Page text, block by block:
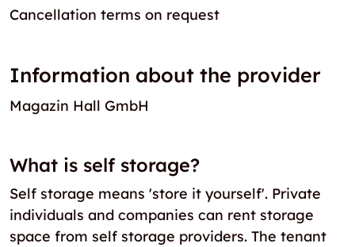
Cancellation terms on request
Information about the provider
Magazin Hall GmbH
What is self storage?
Self storage means 'store it yourself'. Private
individuals and companies can rent storage
space from self storage providers. The tenant